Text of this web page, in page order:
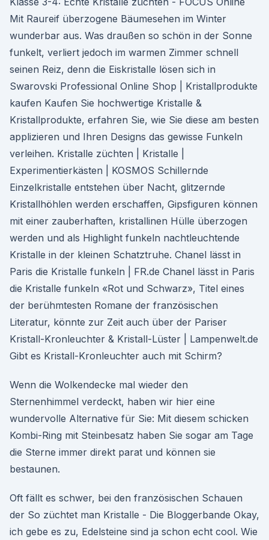
Mit Raureif überzogene Bäumesehen im Winter
wunderbar aus. Was draußen so schön in der Sonne
funkelt, verliert jedoch im warmen Zimmer schnell
seinen Reiz, denn die Eiskristalle lösen sich in
Swarovski Professional Online Shop | Kristallprodukte
kaufen Kaufen Sie hochwertige Kristalle &
Kristallprodukte, erfahren Sie, wie Sie diese am besten
applizieren und Ihren Designs das gewisse Funkeln
verleihen. Kristalle züchten | Kristalle |
Experimentierkästen | KOSMOS Schillernde
Einzelkristalle entstehen über Nacht, glitzernde
Kristallhöhlen werden erschaffen, Gipsfiguren können
mit einer zauberhaften, kristallinen Hülle überzogen
werden und als Highlight funkeln nachtleuchtende
Kristalle in der kleinen Schatztruhe. Chanel lässt in
Paris die Kristalle funkeln | FR.de Chanel lässt in Paris
die Kristalle funkeln «Rot und Schwarz», Titel eines
der berühmtesten Romane der französischen
Literatur, könnte zur Zeit auch über der Pariser
Kristall-Kronleuchter & Kristall-Lüster | Lampenwelt.de
Gibt es Kristall-Kronleuchter auch mit Schirm?
Wenn die Wolkendecke mal wieder den
Sternenhimmel verdeckt, haben wir hier eine
wundervolle Alternative für Sie: Mit diesem schicken
Kombi-Ring mit Steinbesatz haben Sie sogar am Tage
die Sterne immer direkt parat und können sie
bestaunen.
Oft fällt es schwer, bei den französischen Schauen
der So züchtet man Kristalle - Die Bloggerbande Okay,
ich gebe es zu, Edelsteine sind ja schon echt cool. Wie